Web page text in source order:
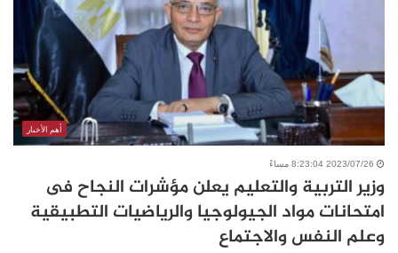
أهم الأخبار
2023/07/26 8:23:04 مساءً
وزير التربية والتعليم يعلن مؤشرات النجاح فى
امتحانات مواد الجيولوجيا والرياضيات التطبيقية
وعلم النفس والاجتماع